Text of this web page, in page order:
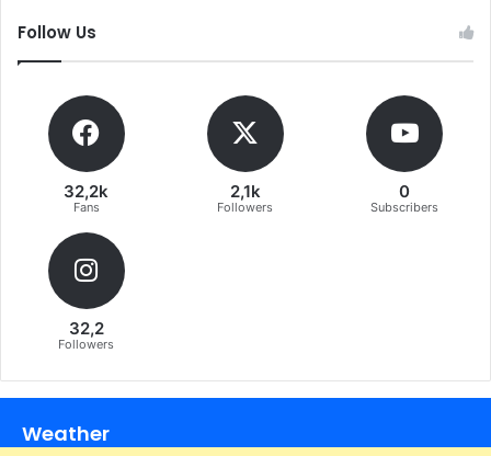
Follow Us
32,2k
Fans
2,1k
Followers
0
Subscribers
32,2
Followers
Weather